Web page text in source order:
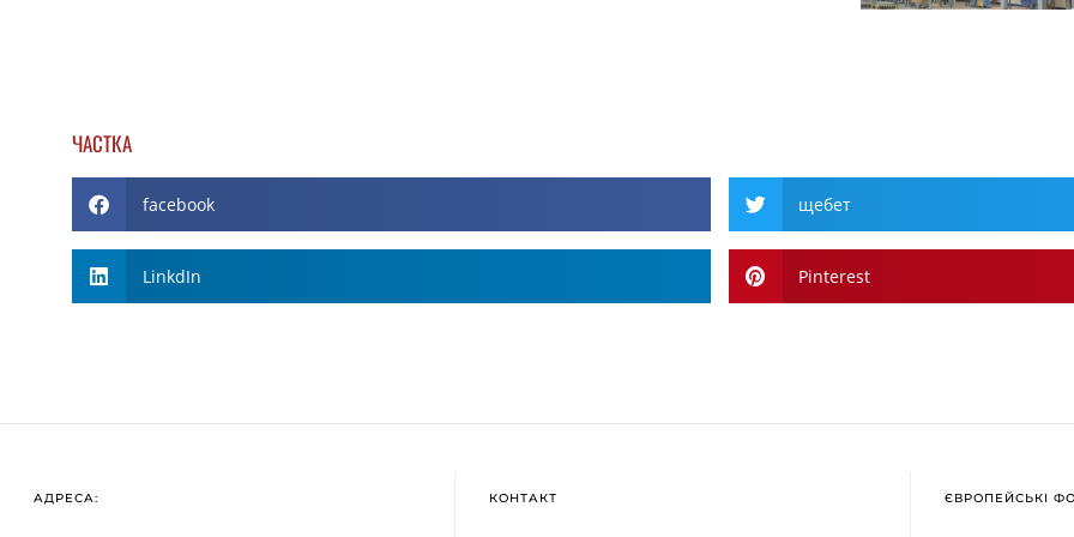
ЧАСТКА
facebook щебет
LinkdIn Pinterest
АДРЕСА: КОНТАКТ ЄВРОПЕЙСЬКІ